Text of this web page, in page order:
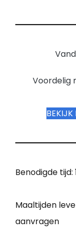
Voordelig
BEKIJK
Benodigde tijd:
Maaltijden
aanvragen